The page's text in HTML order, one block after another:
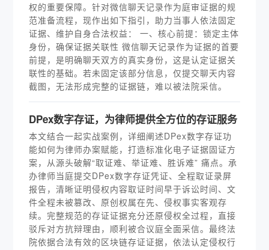
权的重要保障。针对微信聊天记录作为庭审证据的规
范准备流程，现作出如下指引，助力当事人依法固定
证据、维护自身合法权益： 一、核心前提：锁定主体
身份，确保证据关联性 微信聊天记录作为证据的首要
前提，是明确聊天双方的真实身份，这是认定证据关
联性的基础。若未固定该部分信息，仅提交聊天内容
截图，无法形成完整的证据链，难以被法院采信。
DPex数字存证，为律师提供全方位的存证服务
本文结合一起实战案例，详细阐述DPex数字存证功
能如何为律师办案赋能，打造标准化电子证据固证方
案，从源头破解“取证难、举证难、胜诉难” 痛点。承
办律师当庭提交DPex数字存证凭证、全程取证录屏
报告，清晰证明侵权内容取证时间早于诉讼时间、文
件全程未被篡改、原创权属在先、侵权事实客观存
续。完整规范的存证证据充分还原侵权全过程，直接
驳斥对方抗辩理由，顺利被合议庭全面采信。最终法
院依据合法有效的区块链存证证据，依法认定侵权行